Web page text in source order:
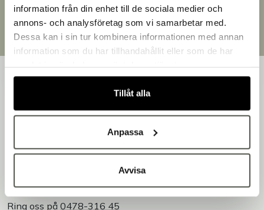
information från din enhet till de sociala medier och
annons- och analysföretag som vi samarbetar med.
Dessa kan i sin tur kombinera informationen med annan
information som du har tillhandahållit eller som de har
Tillåt alla
Anpassa
Avvisa
Över 30 000 produkter
Egen produktion
Designat och tillverkat i Småland
utrustning för bageri, konditori och restaurang – med egen
produktion i Småland.
Vi är Bakers - Tillsammans skapar vi en godare värld!
Ring oss på 0478-316 45
Välkommen till Bakers!
Handlar du som företag eller privatperson?
Fortsätt som privatperson